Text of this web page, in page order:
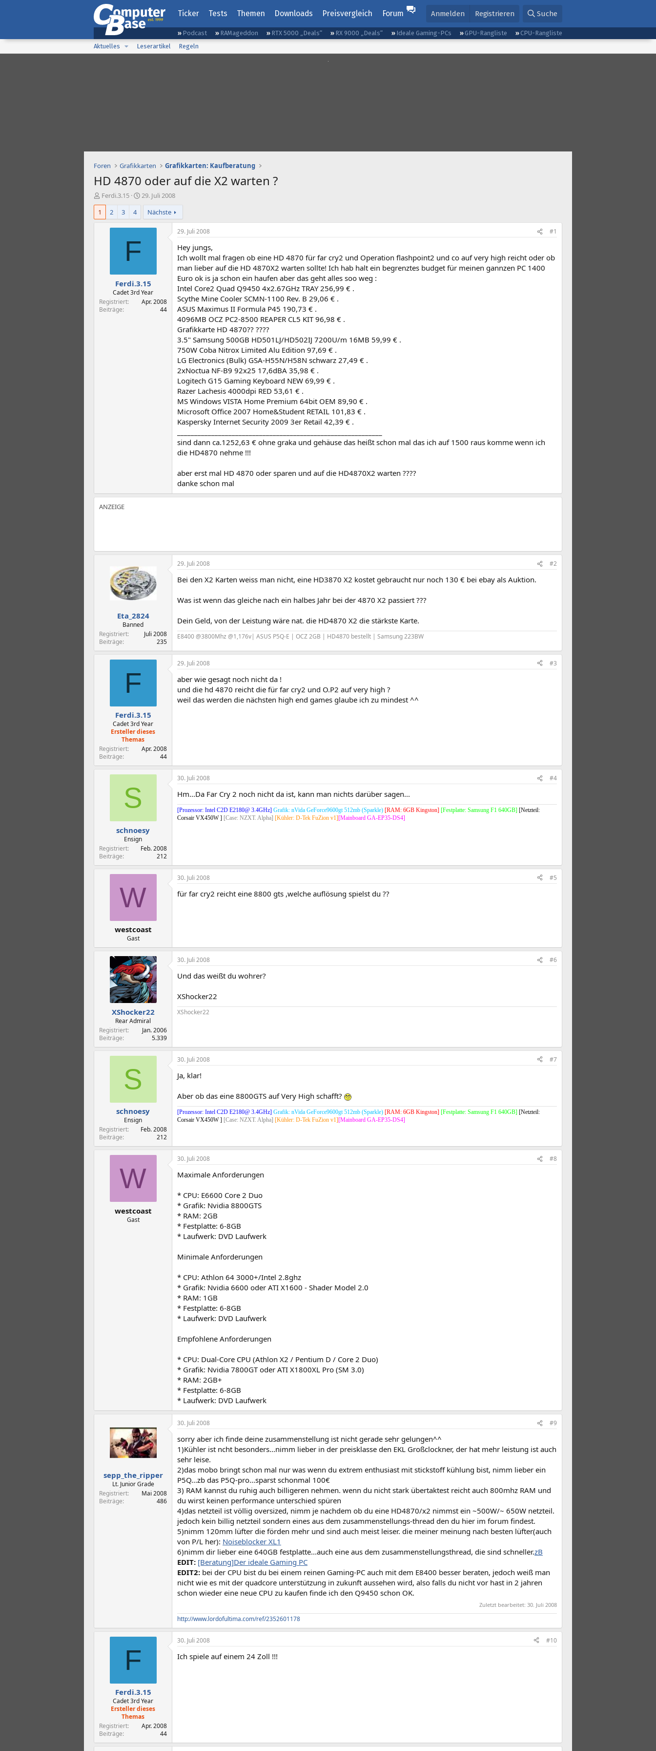
Ticker Tests Themen Downloads Preisvergleich Forum Anmelden Registrieren Suche
Podcast RAMageddon RTX 5000 „Deals“ RX 9000 „Deals“ Ideale Gaming-PCs GPU-Rangliste
CPU-Rangliste
Aktuelles
Leserartikel Regeln
Foren Grafikkarten Grafikkarten: Kaufberatung
HD 4870 oder auf die X2 warten ?
E
r
t
Ferdi.3.15
E
t
e
m
29. Juli 2008
1
2 3 4 Nächste
F
Ferdi.3.15
Cadet 3rd Year
Registriert
Apr. 2008
Beiträge
44
29. Juli 2008 #1
Hey jungs,
Ich wollt mal fragen ob eine HD 4870 für far cry2 und Operation flashpoint2 und co auf very high reicht oder ob
man lieber auf die HD 4870X2 warten sollte! Ich hab halt ein begrenztes budget für meinen gannzen PC 1400
Euro ok is ja schon ein haufen aber das geht alles soo weg :
Intel Core2 Quad Q9450 4x2.67GHz TRAY 256,99 € .
Scythe Mine Cooler SCMN-1100 Rev. B 29,06 € .
ASUS Maximus II Formula P45 190,73 € .
4096MB OCZ PC2-8500 REAPER CL5 KIT 96,98 € .
Grafikkarte HD 4870?? ????
3.5" Samsung 500GB HD501LJ/HD502IJ 7200U/m 16MB 59,99 € .
750W Coba Nitrox Limited Alu Edition 97,69 € .
LG Electronics (Bulk) GSA-H55N/H58N schwarz 27,49 € .
2xNoctua NF-B9 92x25 17,6dBA 35,98 € .
Logitech G15 Gaming Keyboard NEW 69,99 € .
Razer Lachesis 4000dpi RED 53,61 € .
MS Windows VISTA Home Premium 64bit OEM 89,90 € .
Microsoft Office 2007 Home&Student RETAIL 101,83 € .
Kaspersky Internet Security 2009 3er Retail 42,39 € .
sind dann ca.1252,63 € ohne graka und gehäuse das heißt schon mal das ich auf 1500 raus komme wenn ich
die HD4870 nehme !!!
aber erst mal HD 4870 oder sparen und auf die HD4870X2 warten ????
danke schon mal
Eta_2824
Banned
Registriert
Juli 2008
Beiträge
235
29. Juli 2008 #2
Bei den X2 Karten weiss man nicht, eine HD3870 X2 kostet gebraucht nur noch 130 € bei ebay als Auktion.
Was ist wenn das gleiche nach ein halbes Jahr bei der 4870 X2 passiert ???
Dein Geld, von der Leistung wäre nat. die HD4870 X2 die stärkste Karte.
E8400 @3800Mhz @1,176v| ASUS P5Q-E | OCZ 2GB | HD4870 bestellt | Samsung 223BW
F
Ferdi.3.15
Cadet 3rd Year
Ersteller dieses
Themas
Registriert
Apr. 2008
Beiträge
44
29. Juli 2008 #3
aber wie gesagt noch nicht da !
und die hd 4870 reicht die für far cry2 und O.P2 auf very high ?
weil das werden die nächsten high end games glaube ich zu mindest ^^
S
schnoesy
Ensign
Registriert
Feb. 2008
Beiträge
212
30. Juli 2008 #4
Hm...Da Far Cry 2 noch nicht da ist, kann man nichts darüber sagen...
[Prozessor: Intel C2D E2180@ 3.4GHz] Grafik: nVida GeForce9600gt 512mb (Sparkle) [RAM: 6GB Kingston] [Festplatte: Samsung F1 640GB] [Netzteil:
Corsair VX450W ] [Case: NZXT. Alpha] [Kühler: D-Tek FuZion v1][Mainboard GA-EP35-DS4]
W
westcoast
Gast
30. Juli 2008 #5
für far cry2 reicht eine 8800 gts ,welche auflösung spielst du ??
XShocker22
Rear Admiral
Registriert
Jan. 2006
Beiträge
5.339
30. Juli 2008 #6
Und das weißt du wohrer?
XShocker22
XShocker22
S
schnoesy
Ensign
Registriert
Feb. 2008
Beiträge
212
30. Juli 2008 #7
Ja, klar!
Aber ob das eine 8800GTS auf Very High schafft?
[Prozessor: Intel C2D E2180@ 3.4GHz] Grafik: nVida GeForce9600gt 512mb (Sparkle) [RAM: 6GB Kingston] [Festplatte: Samsung F1 640GB] [Netzteil:
Corsair VX450W ] [Case: NZXT. Alpha] [Kühler: D-Tek FuZion v1][Mainboard GA-EP35-DS4]
W
westcoast
Gast
30. Juli 2008 #8
Maximale Anforderungen
* CPU: E6600 Core 2 Duo
* Grafik: Nvidia 8800GTS
* RAM: 2GB
* Festplatte: 6-8GB
* Laufwerk: DVD Laufwerk
Minimale Anforderungen
* CPU: Athlon 64 3000+/Intel 2.8ghz
* Grafik: Nvidia 6600 oder ATI X1600 - Shader Model 2.0
* RAM: 1GB
* Festplatte: 6-8GB
* Laufwerk: DVD Laufwerk
Empfohlene Anforderungen
* CPU: Dual-Core CPU (Athlon X2 / Pentium D / Core 2 Duo)
* Grafik: Nvidia 7800GT oder ATI X1800XL Pro (SM 3.0)
* RAM: 2GB+
* Festplatte: 6-8GB
* Laufwerk: DVD Laufwerk
sepp_the_ripper
Lt. Junior Grade
Registriert
Mai 2008
Beiträge
486
30. Juli 2008 #9
sorry aber ich finde deine zusammenstellung ist nicht gerade sehr gelungen^^
1)Kühler ist ncht besonders...nimm lieber in der preisklasse den EKL Großclockner, der hat mehr leistung ist auch
sehr leise.
2)das mobo bringt schon mal nur was wenn du extrem enthusiast mit stickstoff kühlung bist, nimm lieber ein
P5Q...zb das P5Q-pro...sparst schonmal 100€
3) RAM kannst du ruhig auch billigeren nehmen. wenn du nicht stark übertaktest reicht auch 800mhz RAM und
du wirst keinen performance unterschied spüren
4)das netzteil ist völlig oversized, nimm je nachdem ob du eine HD4870/x2 nimmst ein ~500W/~ 650W netzteil.
jedoch kein billig netzteil sondern eines aus dem zusammenstellungs-thread den du hier im forum findest.
5)nimm 120mm lüfter die förden mehr und sind auch meist leiser. die meiner meinung nach besten lüfter(auch
von P/L her): Noiseblocker XL1
6)nimm dir lieber eine 640GB festplatte...auch eine aus dem zusammenstellungsthread, die sind schneller.zB
EDIT: [Beratung]Der ideale Gaming PC
EDIT2: bei der CPU bist du bei einem reinen Gaming-PC auch mit dem E8400 besser beraten, jedoch weiß man
nicht wie es mit der quadcore unterstützung in zukunft aussehen wird, also falls du nicht vor hast in 2 jahren
schon wieder eine neue CPU zu kaufen finde ich den Q9450 schon OK.
Zuletzt bearbeitet: 30. Juli 2008
http://www.lordofultima.com/ref/2352601178
F
Ferdi.3.15
Cadet 3rd Year
Ersteller dieses
Themas
Registriert
Apr. 2008
Beiträge
44
30. Juli 2008 #10
Ich spiele auf einem 24 Zoll !!!